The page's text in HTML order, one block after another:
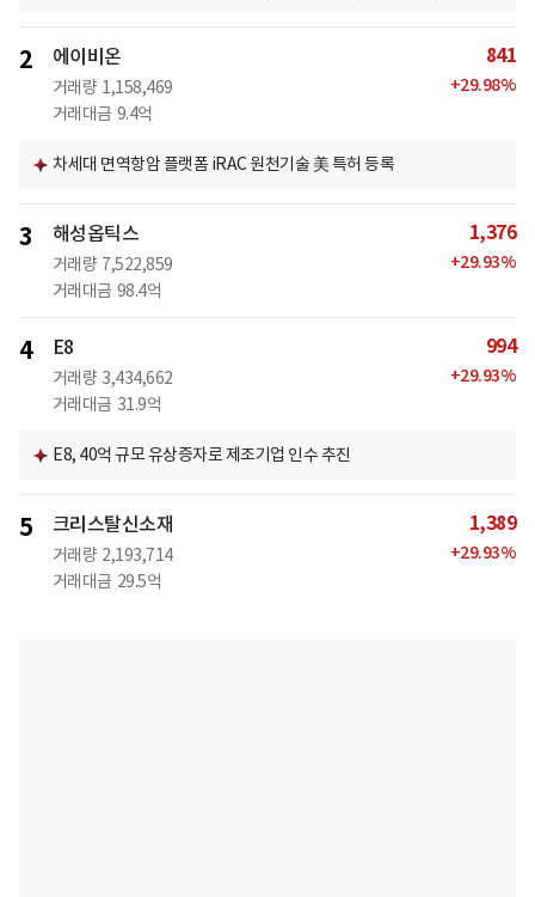
2 에이비온
거래량 1,158,469
거래대금 9.4억
841
+29.98%
차세대 면역항암 플랫폼 iRAC 원천기술 美 특허 등록
3 해성옵틱스
거래량 7,522,859
거래대금 98.4억
1,376
+29.93%
4 E8
거래량 3,434,662
거래대금 31.9억
994
+29.93%
E8, 40억 규모 유상증자로 제조기업 인수 추진
5 크리스탈신소재
거래량 2,193,714
거래대금 29.5억
1,389
+29.93%